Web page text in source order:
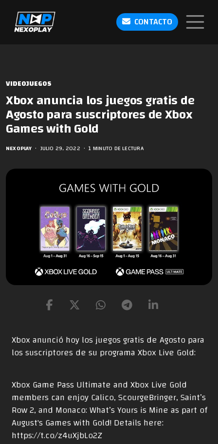
CONTACTO
VIDEOJUEGOS
Xbox anuncia los juegos gratis de
Agosto para suscriptores de Xbox
Games with Gold
NEXOPLAY • JULIO 29, 2022 • 1 MINUTO DE LECTURA
Xbox anunció hoy los juegos gratis de Agosto para
los suscriptores de su programa Xbox Live Gold:
Xbox Game Pass Ultimate and Xbox Live Gold
members can enjoy Calico, ScourgeBringer, Saint’s
Row 2, and Monaco: What’s Yours is Mine as part of
August's Games with Gold! Details here:
https://t.co/z4uXjbLo2Z